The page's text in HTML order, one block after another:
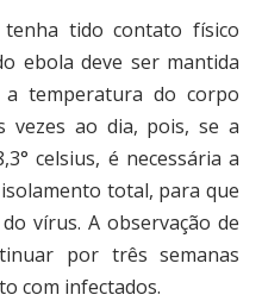
tenha tido contato físico
ebola deve ser mantida
temperatura do corpo
vezes ao dia, pois, se a
celsius, é necessária a
total, para que
vírus. A observação de
por três semanas
com infectados.